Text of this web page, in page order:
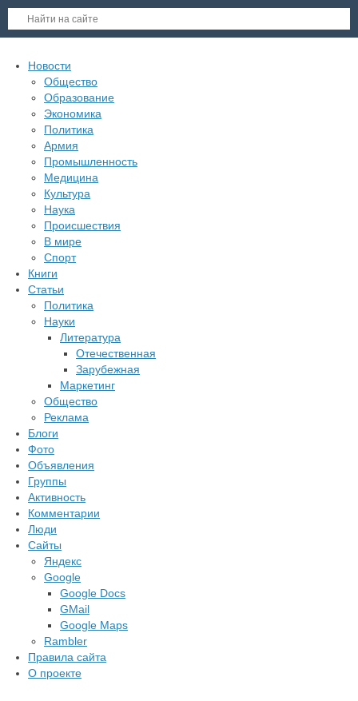
Новости
Общество
Образование
Экономика
Политика
Армия
Промышленность
Медицина
Культура
Наука
Происшествия
В мире
Спорт
Книги
Статьи
Политика
Науки
Литература
Отечественная
Зарубежная
Маркетинг
Общество
Реклама
Блоги
Фото
Объявления
Группы
Активность
Комментарии
Люди
Сайты
Яндекс
Google
Google Docs
GMail
Google Maps
Rambler
Правила сайта
О проекте